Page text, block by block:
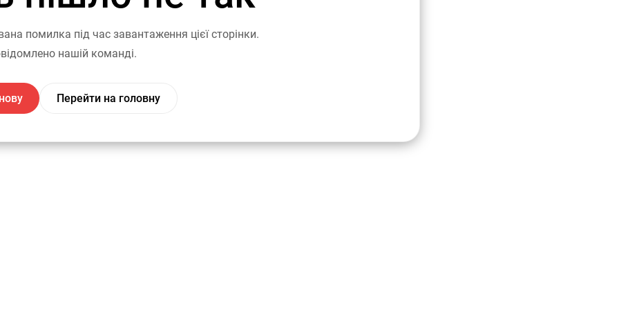
помилка під час завантаження цієї сторінки.
нашій команді.
Перейти на головну